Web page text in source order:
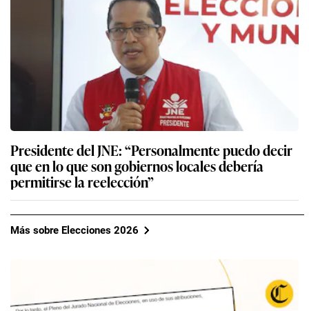
Presidente del JNE: “Personalmente puedo decir
que en lo que son gobiernos locales debería
permitirse la reelección”
Más sobre Elecciones 2026